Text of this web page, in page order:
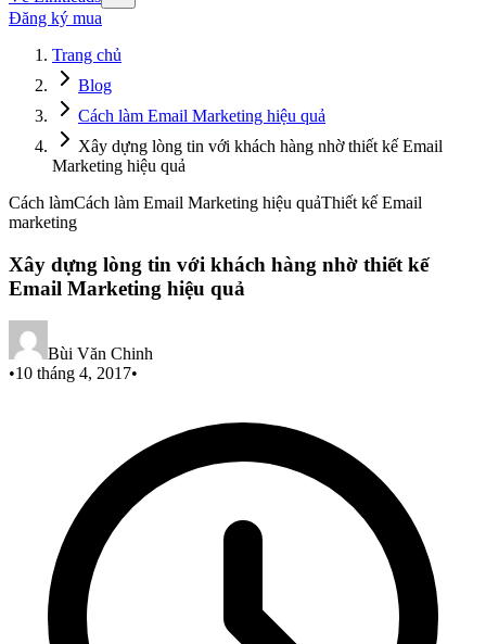
Đăng ký mua
Trang chủ
Blog
Cách làm Email Marketing hiệu quả
Xây dựng lòng tin với khách hàng nhờ thiết kế Email
Marketing hiệu quả
Cách làmCách làm Email Marketing hiệu quảThiết kế Email
marketing
Xây dựng lòng tin với khách hàng nhờ thiết kế
Email Marketing hiệu quả
Bùi Văn Chinh
•10 tháng 4, 2017•